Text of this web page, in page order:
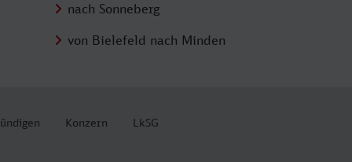
nach Sonneberg
von Bielefeld nach Minden
Konzern LkSG